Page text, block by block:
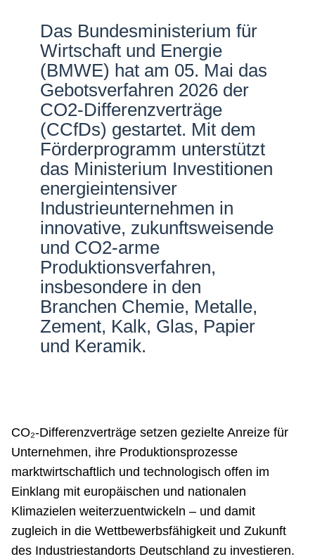
Netzwerke
Das Bundesministerium für
Wirtschaft und Energie
(BMWE) hat am 05. Mai das
Gebotsverfahren 2026 der
CO2-Differenzverträge
(CCfDs) gestartet. Mit dem
Förderprogramm unterstützt
das Ministerium Investitionen
energieintensiver
Industrieunternehmen in
innovative, zukunftsweisende
und CO2-arme
Produktionsverfahren,
insbesondere in den
Branchen Chemie, Metalle,
Zement, Kalk, Glas, Papier
und Keramik.
CO₂-Differenzverträge setzen gezielte Anreize für
Unternehmen, ihre Produktionsprozesse
marktwirtschaftlich und technologisch offen im
Einklang mit europäischen und nationalen
Klimazielen weiterzuentwickeln – und damit
zugleich in die Wettbewerbsfähigkeit und Zukunft
des Industriestandorts Deutschland zu investieren.